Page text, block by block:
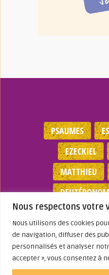
Nous respectons votre
Nous utilisons des cookies
de navigation, diffuser des
personnalisés et analyser
accepter », vous consentez à
PSAUMES
EZECKIEL
MATTHIEU
NOMBRES
Mentions
confidentialité|
Dans
©